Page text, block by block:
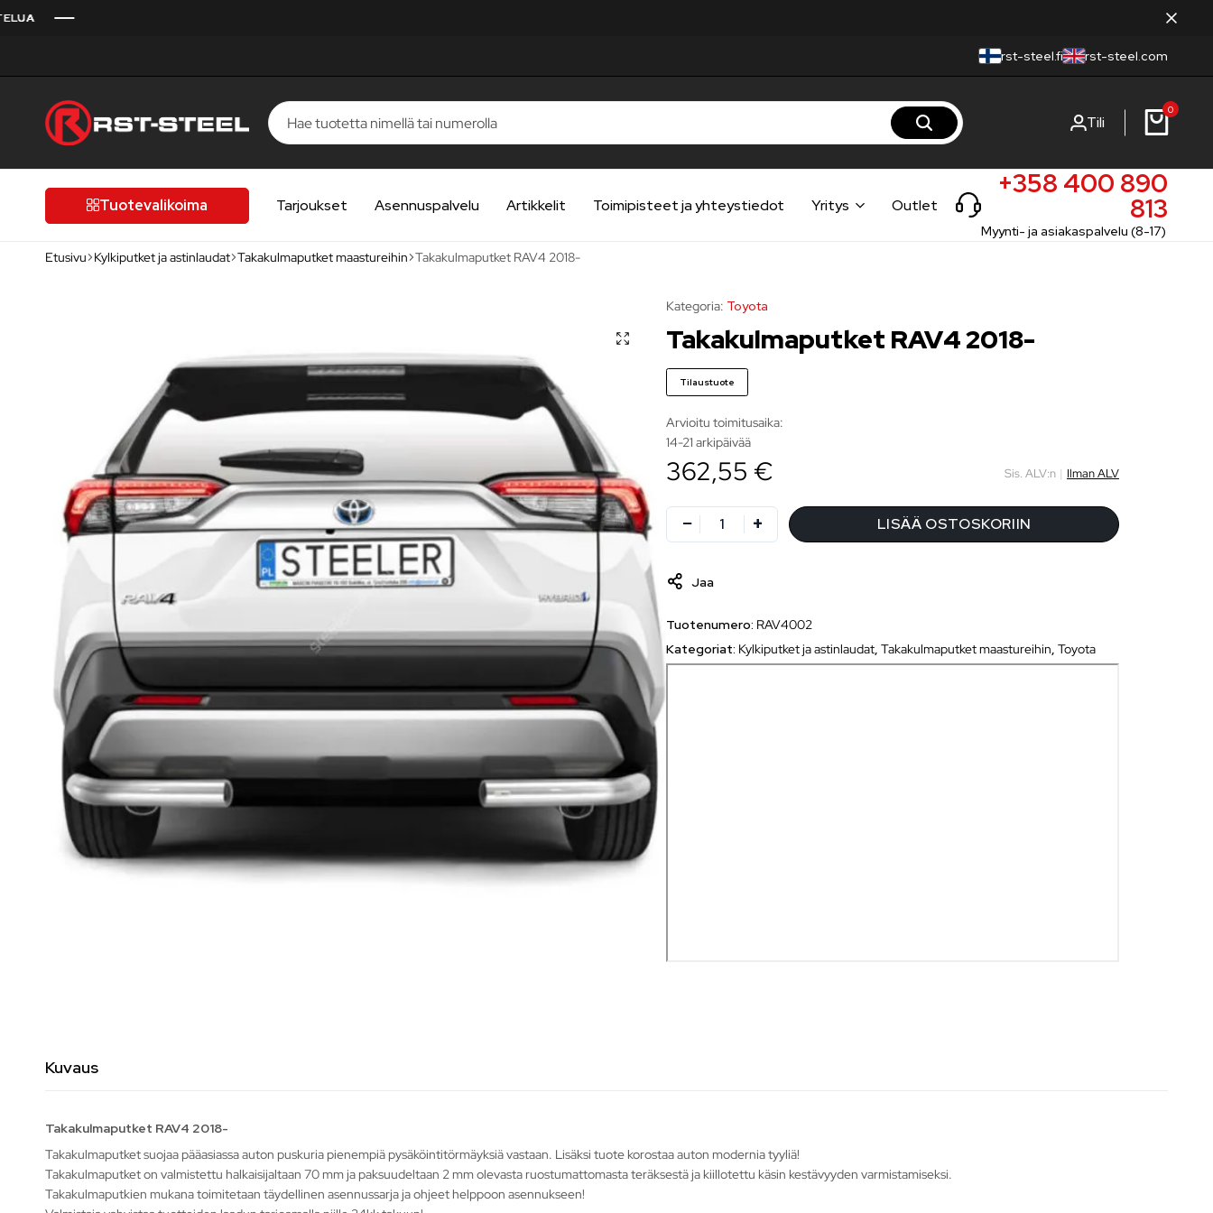
rst-steel.fi rst-steel.com
laatutietoiselle
autoilijalle
Tili
0
Tuotevalikoima Tarjoukset Asennuspalvelu Artikkelit Toimipisteet ja yhteystiedot Yritys Outlet
+358 400 890
813
Myynti- ja asiakaspalvelu (8-17)
Etusivu Kylkiputket ja astinlaudat Takakulmaputket maastureihin Takakulmaputket RAV4 2018-
Kategoria: Toyota
Takakulmaputket RAV4 2018-
Tilaustuote
Arvioitu toimitusaika:
14-21 arkipäivää
362,55 € Sis. ALV:n | Ilman ALV
LISÄÄ OSTOSKORIIN
Jaa
Tuotenumero: RAV4002
Kategoriat: Kylkiputket ja astinlaudat ,Takakulmaputket maastureihin ,Toyota
Kuvaus
Takakulmaputket RAV4 2018-
Takakulmaputket suojaa pääasiassa auton puskuria pienempiä pysäköintitörmäyksiä vastaan. Lisäksi tuote korostaa auton modernia tyyliä!
Takakulmaputket on valmistettu halkaisijaltaan 70 mm ja paksuudeltaan 2 mm olevasta ruostumattomasta teräksestä ja kiillotettu käsin kestävyyden varmistamiseksi.
Takakulmaputkien mukana toimitetaan täydellinen asennussarja ja ohjeet helppoon asennukseen!